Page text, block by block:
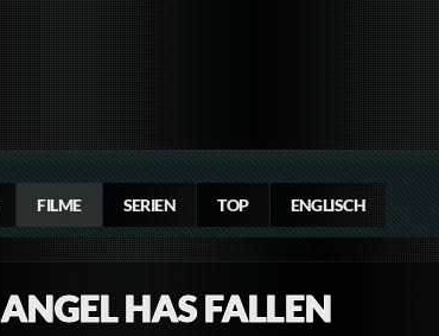
FILME SERIEN TOP ENGLISCH
ANGEL HAS FALLEN